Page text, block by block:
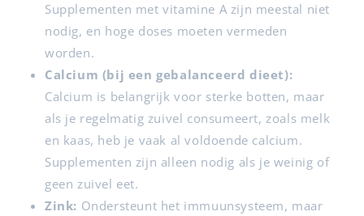
Supplementen met vitamine A zijn meestal niet
nodig, en hoge doses moeten vermeden
worden.
Calcium (bij een gebalanceerd dieet):
Calcium is belangrijk voor sterke botten, maar
als je regelmatig zuivel consumeert, zoals melk
en kaas, heb je vaak al voldoende calcium.
Supplementen zijn alleen nodig als je weinig of
geen zuivel eet.
Zink: Ondersteunt het immuunsysteem, maar